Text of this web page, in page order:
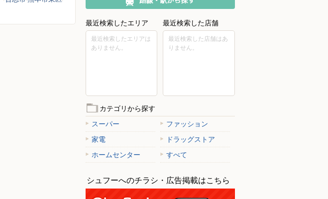
最近検索したエリア
最近検索したエリアは
ありません。
最近検索した店舗
最近検索した店舗はあ
りません。
カテゴリから探す
スーパー
ファッション
家電
ドラッグストア
ホームセンター
すべて
シュフーへのチラシ・広告掲載はこちら